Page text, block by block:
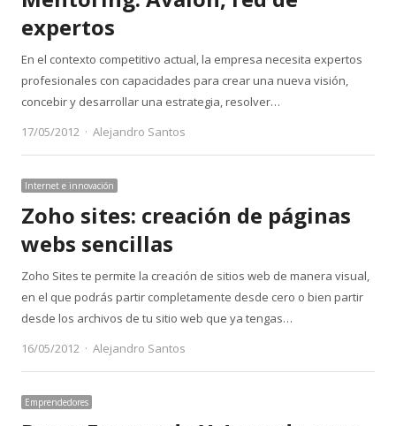
expertos
En el contexto competitivo actual, la empresa necesita expertos
profesionales con capacidades para crear una nueva visión,
concebir y desarrollar una estrategia, resolver…
17/05/2012
Author
Alejandro Santos
Internet e innovación
Zoho sites: creación de páginas
webs sencillas
Zoho Sites te permite la creación de sitios web de manera visual,
en el que podrás partir completamente desde cero o bien partir
desde los archivos de tu sitio web que ya tengas…
16/05/2012
Author
Alejandro Santos
Emprendedores